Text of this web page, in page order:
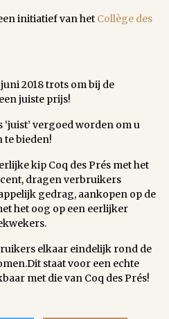
initiatief van het Collège des
2018 trots om bij de
juiste prijs!
vergoed worden om u
te bieden!
kip Coq des Prés met het
dragen verbruikers
gedrag, aankopen op de
het oog op een eerlijker
elkaar eindelijk rond de
staat voor een echte
met die van Coq des Prés!